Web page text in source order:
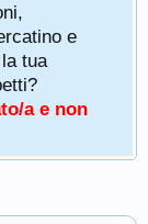
e
tua
a e non